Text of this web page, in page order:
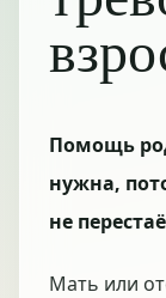
Помощь
нужна,
не
Мать или